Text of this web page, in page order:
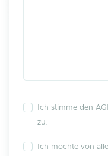
Ich stimme den
zu.
Ich möchte von